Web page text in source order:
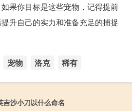
果你目标是这些宠物，记得提前
升自己的实力和准备充足的捕捉
宠物 洛克 稀有
吉沙小刀以什么命名